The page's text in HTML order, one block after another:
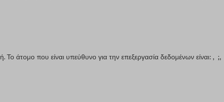
Το άτομο που είναι υπεύθυνο για την επεξεργασία δεδομένων είναι: , ;,